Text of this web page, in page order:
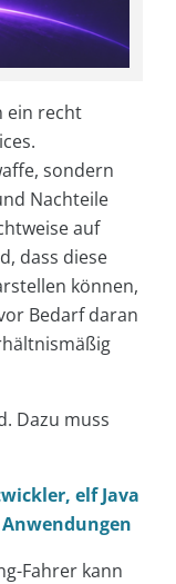
ein recht
sondern
Nachteile
auf
dass diese
können,
Bedarf daran
Dazu muss
elf Java
Fahrer kann